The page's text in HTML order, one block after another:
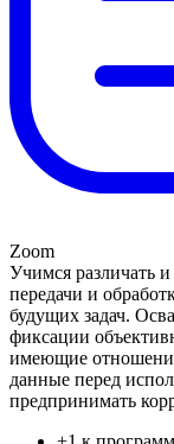
Zoom
Учимся различать
передачи и
будущих задач.
фиксации
имеющие
данные перед
предпринимать